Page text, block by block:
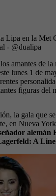
Lipa en la Met
- @dualipa
amantes de la
lunes 1 de
figuras del
la gala que
en Nueva
alemán
A